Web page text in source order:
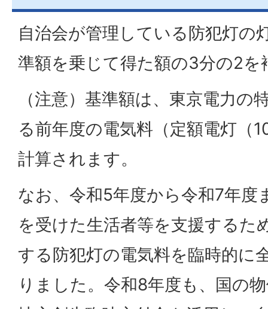
自治会が管理している防犯灯の
準額を乗じて得た額の3分の2を
（注意）基準額は、東京電力の
る前年度の電気料（定額電灯（
計算されます。
なお、令和5年度から令和7年度
を受けた生活者等を支援するた
する防犯灯の電気料を臨時的に
りました。令和8年度も、国の